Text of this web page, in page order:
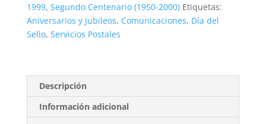
ptas.
**1999
1999, Segundo Centenario (1950-2000) Etiquetas:
Aniversarios y Jubileos, Comunicaciones, Día del
Sello, Servicios Postales
Descripción
Información adicional